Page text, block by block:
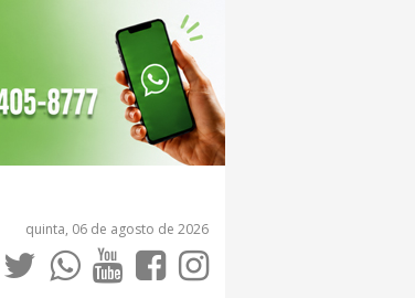
quinta, 06 de agosto de 2026